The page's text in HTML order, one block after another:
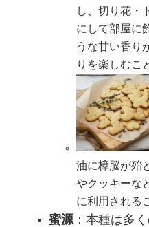
し、切り花・
にして部屋に
うな甘い香り
りを楽しむこ
油に樟脳が殆
やクッキーな
に利用される
蜜源：本種は多